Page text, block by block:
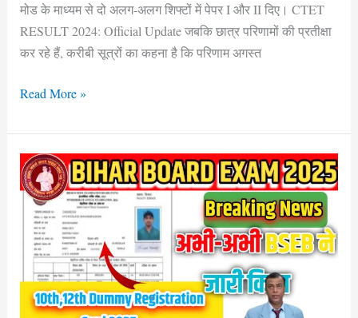
मोड के माध्यम से दो अलग-अलग शिफ्टों में पेपर I और II दिए। CTET
RESULT 2024: Official Update जबकि छात्र परिणामों की प्रतीक्षा
कर रहे हैं, करीबी सूत्रों का कहना है कि परिणाम अगस्त
Read More »
Bihar
Board
10th
Dummy
Registration
Card
2025